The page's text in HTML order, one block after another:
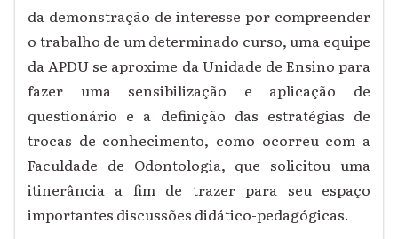
da demonstração de interesse por compreender
o trabalho de um determinado curso, uma equipe
da APDU se aproxime da Unidade de Ensino para
fazer uma sensibilização e aplicação de
questionário e a definição das estratégias de
trocas de conhecimento, como ocorreu com a
Faculdade de Odontologia, que solicitou uma
itinerância a fim de trazer para seu espaço
importantes discussões didático-pedagógicas.